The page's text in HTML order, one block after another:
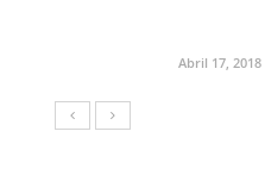
Abril 17, 2018